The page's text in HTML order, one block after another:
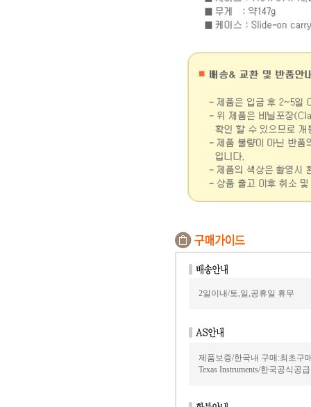
2일이내/토,일,공휴일 휴무
제품보증/한국내 구매:최초구
Texas Instruments/한국공식공